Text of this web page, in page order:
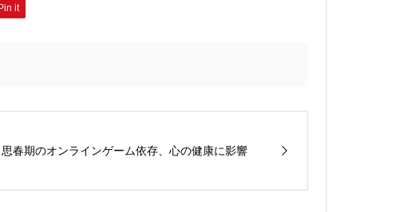
it
思春期のオンラインゲーム依存、心の健康に影響